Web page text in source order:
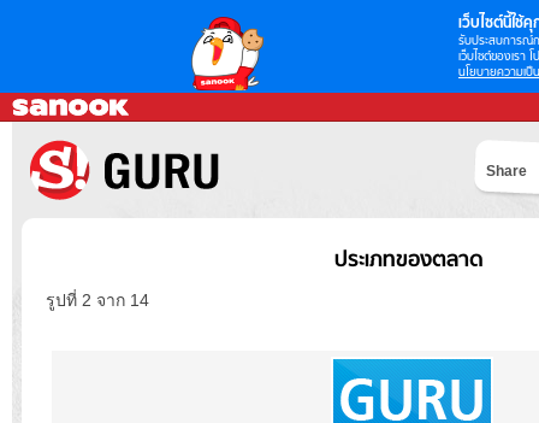
เว็บไซต์นี้ใช้คุ
รับประสบการณ์
เว็บไซต์ของเรา
นโยบายความเป็
Share
ประเภทของตลาด
รูปที่ 2 จาก 14